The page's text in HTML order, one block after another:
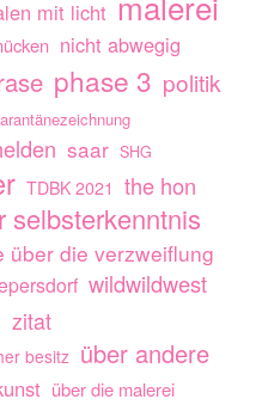
mit licht
nicht abwegig
phase 3 politik
saar SHG
TDBK 2021 the hon
selbsterkenntnis
über die verzweiflung
wildwildwest
zitat
besitz über andere
über die malerei